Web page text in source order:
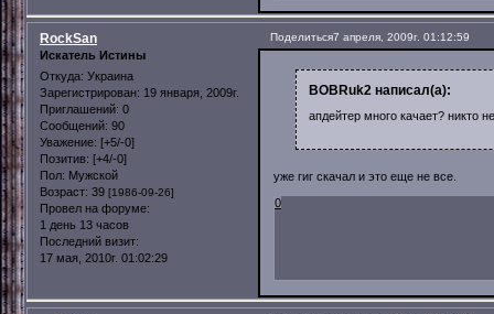
Поделиться7 апреля, 2009г. 01:12:59
RockSan
Искатель Истины
Откуда: Украина
Зарегистрирован: 19 января, 2009г.
Приглашений: 0
Сообщений: 90
Уважение: [+5/-0]
Позитив: [+4/-0]
Пол: Мужской
Возраст: 39 [1986-09-26]
Провел на форуме:
1 день 13 часов
Последний визит:
17 мая, 2010г. 01:02:29
BOBRuk2 написал(а):
апдейтер много качает? никто
уже гиг скачал и это еще не все.
0